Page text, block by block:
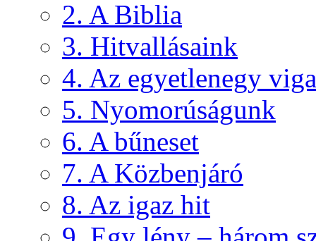
2. A Biblia
3. Hitvallásaink
4. Az egyetlenegy
5. Nyomorúságunk
6. A bűneset
7. A Közbenjáró
8. Az igaz hit